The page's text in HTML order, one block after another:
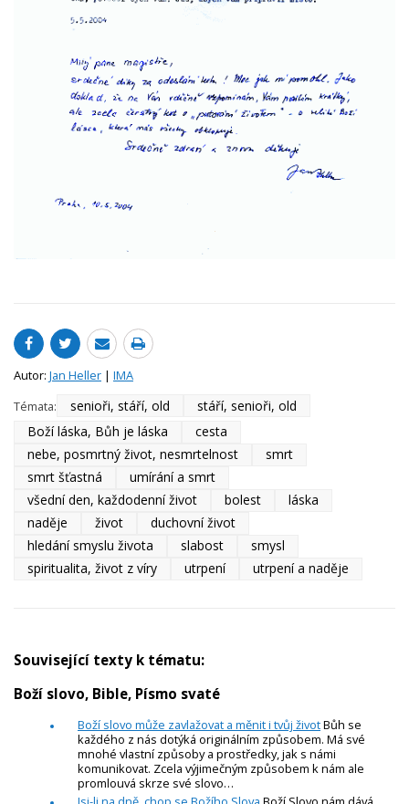
Autor: Jan Heller | IMA
Témata:
senioři, stáří, old
stáří, senioři, old
Boží láska, Bůh je láska
cesta
nebe, posmrtný život, nesmrtelnost
smrt
smrt šťastná
umírání a smrt
všední den, každodenní život
bolest
láska
naděje
život
duchovní život
hledání smyslu života
slabost
smysl
spiritualita, život z víry
utrpení utrpení a naděje
Související texty k tématu:
Boží slovo, Bible, Písmo svaté
Boží slovo může zavlažovat a měnit i tvůj životBůh se
každého z nás dotýká originálním způsobem. Má své
mnohé vlastní způsoby a prostředky, jak s námi
komunikovat. Zcela výjimečným způsobem k nám ale
promlouvá skrze své slovo…